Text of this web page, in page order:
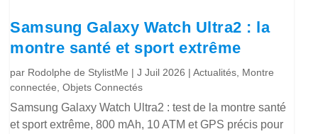
Samsung Galaxy Watch Ultra2 : la
montre santé et sport extrême
par Rodolphe de StylistMe |J Juil 2026 |Actualités Montre
connectée ,Objets Connectés
Samsung Galaxy Watch Ultra2 : test de la montre santé
et sport extrême, 800 mAh, 10 ATM et GPS précis pour